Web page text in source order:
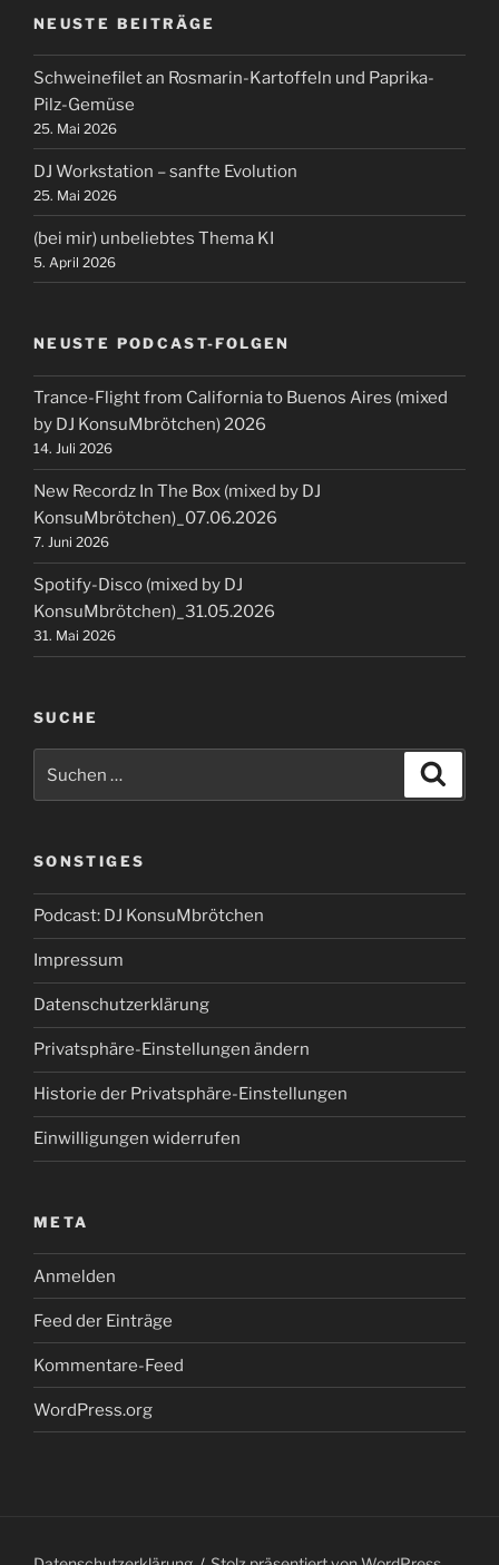
NEUSTE BEITRÄGE
Schweinefilet an Rosmarin-Kartoffeln und Paprika-
Pilz-Gemüse
25. Mai 2026
DJ Workstation – sanfte Evolution
25. Mai 2026
(bei mir) unbeliebtes Thema KI
5. April 2026
NEUSTE PODCAST-FOLGEN
Trance-Flight from California to Buenos Aires (mixed
by DJ KonsuMbrötchen) 2026
14. Juli 2026
New Recordz In The Box (mixed by DJ
KonsuMbrötchen)_07.06.2026
7. Juni 2026
Spotify-Disco (mixed by DJ
KonsuMbrötchen)_31.05.2026
31. Mai 2026
SUCHE
nach:
SONSTIGES
Podcast: DJ KonsuMbrötchen
Impressum
Datenschutzerklärung
Privatsphäre-Einstellungen ändern
Historie der Privatsphäre-Einstellungen
Einwilligungen widerrufen
META
Anmelden
Feed der Einträge
Kommentare-Feed
WordPress.org